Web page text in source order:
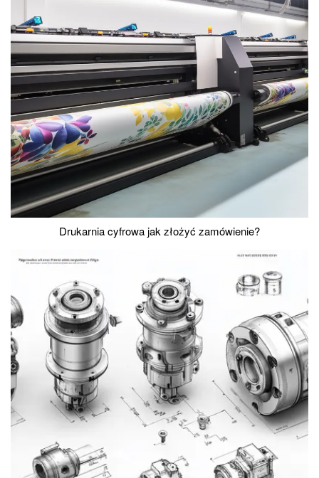
Drukarnia cyfrowa jak złożyć zamówienie?